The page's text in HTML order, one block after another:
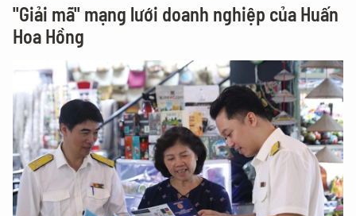
"Giải mã" mạng lưới doanh nghiệp của Huấn
Hoa Hồng